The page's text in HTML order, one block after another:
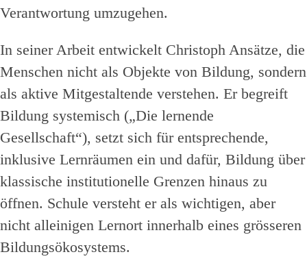
Verantwortung umzugehen.
In seiner Arbeit entwickelt Christoph Ansätze, die
Menschen nicht als Objekte von Bildung, sondern
als aktive Mitgestaltende verstehen. Er begreift
Bildung systemisch („Die lernende
Gesellschaft“), setzt sich für entsprechende,
inklusive Lernräumen ein und dafür, Bildung über
klassische institutionelle Grenzen hinaus zu
öffnen. Schule versteht er als wichtigen, aber
nicht alleinigen Lernort innerhalb eines grösseren
Bildungsökosystems.